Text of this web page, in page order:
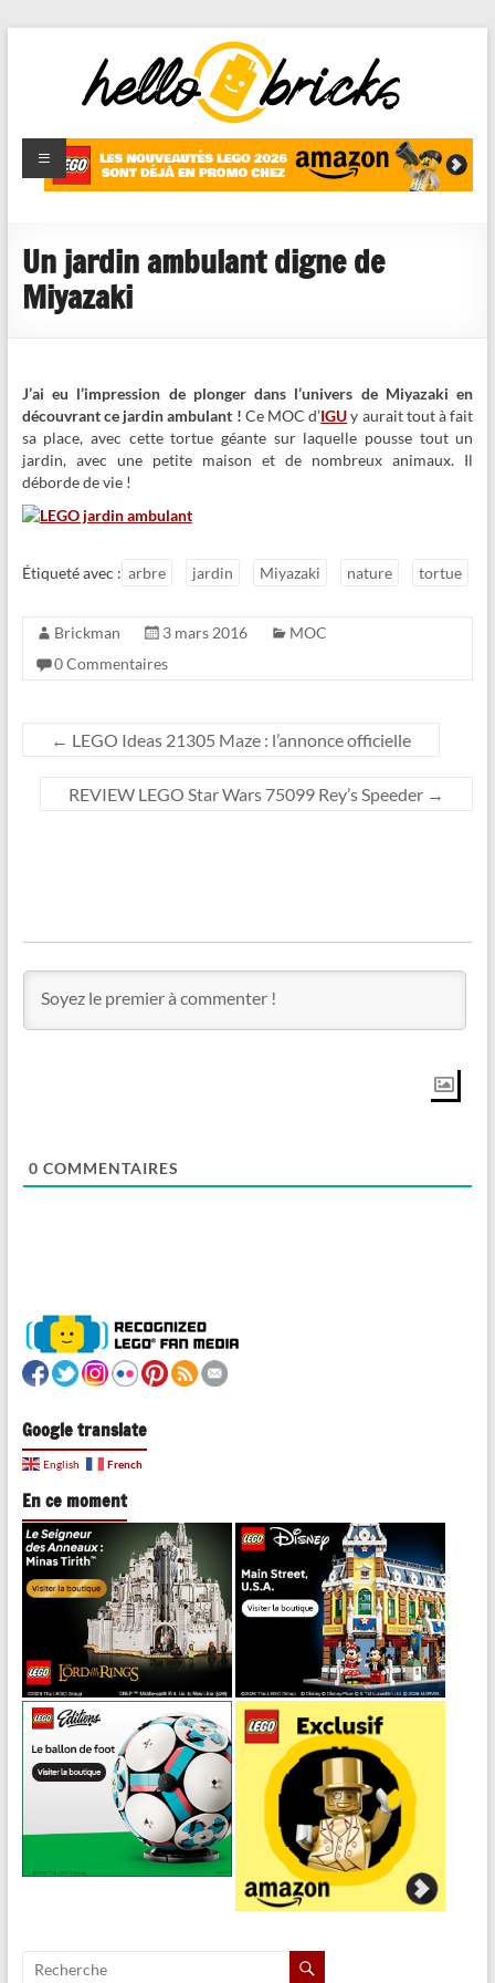
HelloBricks
Blog LEGO,
nouveaut�s
reviews
Un jardin ambulant digne de
Miyazaki
J’ai eu l’impression de plonger dans l’univers de Miyazaki en
découvrant ce jardin ambulant ! Ce MOC d’IGUy aurait tout à fait
sa place, avec cette tortue géante sur laquelle pousse tout un
jardin, avec une petite maison et de nombreux animaux. Il
déborde de vie !
Étiqueté avec : arbre jardin Miyazaki nature tortue
Brickman 3 mars 2016
MOC
0 Commentaires
← LEGO Ideas 21305 Maze : l’annonce officielle
REVIEW LEGO Star Wars 75099 Rey’s Speeder →
0 COMMENTAIRES
Google translate
English French
En ce moment